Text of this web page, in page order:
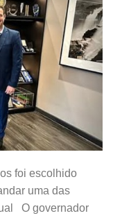
foi escolhido
uma das
O governador